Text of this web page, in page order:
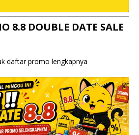
8.8 DOUBLE DATE SALE
daftar promo lengkapnya